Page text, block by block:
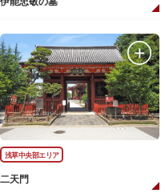
浅草中央部エリア
二天門